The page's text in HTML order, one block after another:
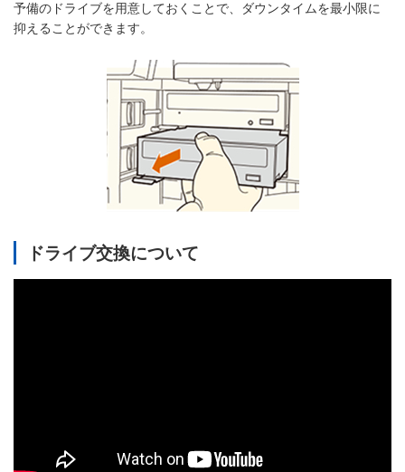
予備のドライブを用意しておくことで、ダウンタイムを最小限に
抑えることができます。
ドライブ交換について